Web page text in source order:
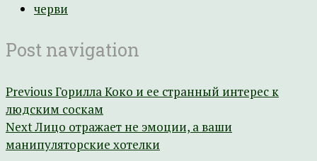
черви
Post navigation
PreviousГорилла Коко и ее странный интерес к
людским соскам
NextЛицо отражает не эмоции, а ваши
манипуляторские хотелки